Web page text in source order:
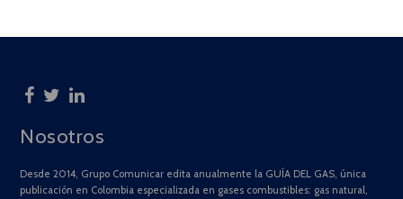
Nosotros
Desde 2014, Grupo Comunicar edita anualmente la GUÍA DEL GAS, única
publicación en Colombia especializada en gases combustibles: gas natural,